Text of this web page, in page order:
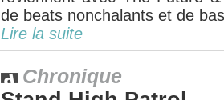
de beats nonchalants et de
Lire la suite
Chronique